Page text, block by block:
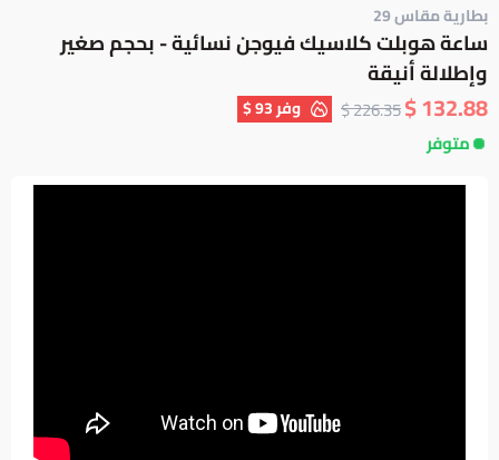
بطارية مقاس 29
ساعة هوبلت كلاسيك فيوجن نسائية - بحجم صغير
وإطلالة أنيقة
132.88 $
226.35 $ وفر93 $
متوفر